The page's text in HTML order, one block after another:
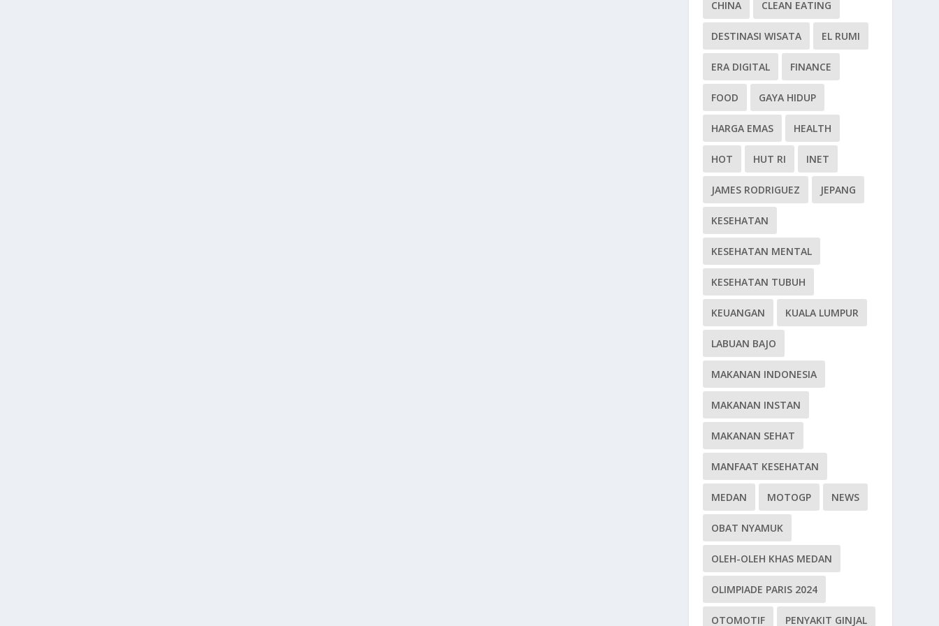
CHINA CLEAN EATING
DESTINASI WISATA EL RUMI
ERA DIGITAL FINANCE
FOOD GAYA HIDUP
HARGA EMAS HEALTH
HOT HUT RI INET
JAMES RODRIGUEZ JEPANG
KESEHATAN
KESEHATAN MENTAL
KESEHATAN TUBUH
KEUANGAN KUALA LUMPUR
LABUAN BAJO
MAKANAN INDONESIA
MAKANAN INSTAN
MAKANAN SEHAT
MANFAAT KESEHATAN
MEDAN MOTOGP NEWS
OBAT NYAMUK
OLEH-OLEH KHAS MEDAN
OLIMPIADE PARIS 2024
OTOMOTIF PENYAKIT GINJAL